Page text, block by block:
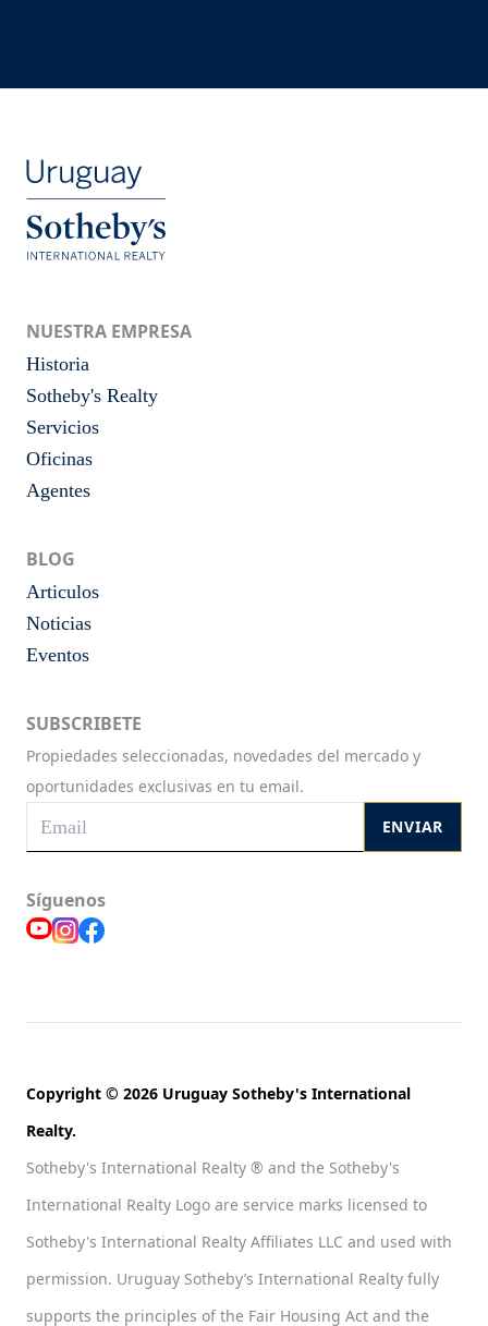
NUESTRA EMPRESA
Historia
Sotheby's Realty
Servicios
Oficinas
Agentes
BLOG
Articulos
Noticias
Eventos
SUBSCRIBETE
Propiedades seleccionadas, novedades del mercado y
oportunidades exclusivas en tu email.
ENVIAR
Síguenos
Copyright © 2026 Uruguay Sotheby's International
Realty.
Sotheby's International Realty ® and the Sotheby's
International Realty Logo are service marks licensed to
Sotheby's International Realty Affiliates LLC and used with
permission. Uruguay Sotheby’s International Realty fully
supports the principles of the Fair Housing Act and the